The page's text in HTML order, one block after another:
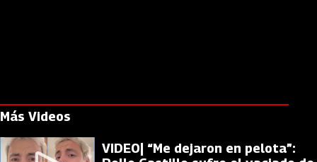
Más Videos
VIDEO| “Me dejaron en pelota”: